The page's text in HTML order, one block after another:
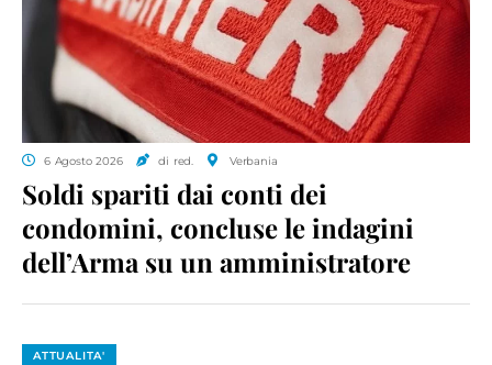
6 Agosto 2026 di red. Verbania
Soldi spariti dai conti dei
condomini, concluse le indagini
dell’Arma su un amministratore
ATTUALITA'